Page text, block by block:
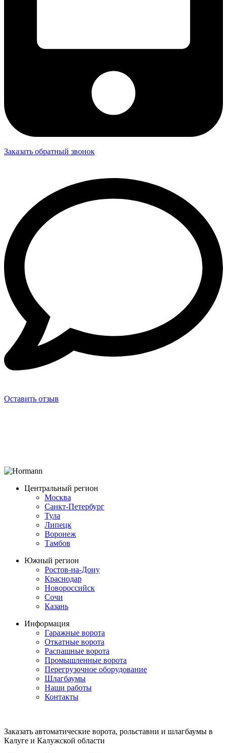
Заказать обратный звонок
Оставить отзыв
Центральный регион
Москва
Санкт-Петербург
Тула
Липецк
Воронеж
Тамбов
Южный регион
Ростов-на-Дону
Краснодар
Новороссийск
Сочи
Казань
Информация
Гаражные ворота
Откатные ворота
Распашные ворота
Промышленные ворота
Перегрузочное оборудование
Шлагбаумы
Наши работы
Контакты
Заказать автоматические ворота, рольставни и шлагбаумы в
Калуге и Калужской области